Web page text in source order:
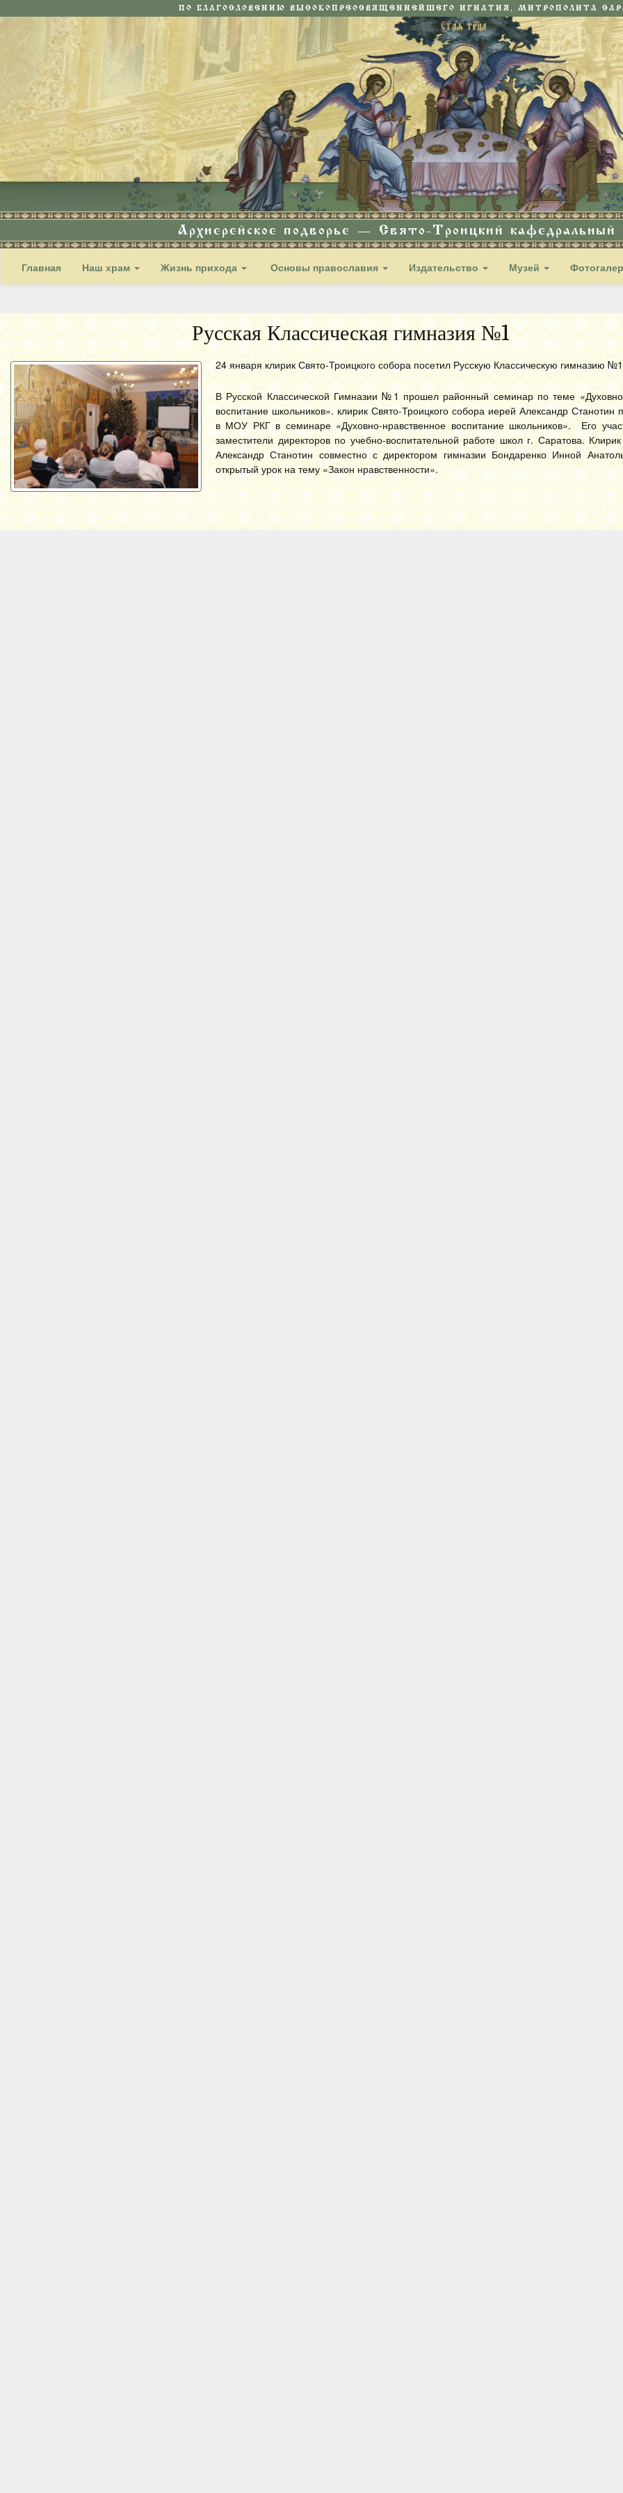
ПО БЛАГОСЛОВЕНИЮ ВЫСОКОПРЕОСВЯЩЕННЕЙШЕГО ИГНАТИЯ, МИТРОПОЛИТА
Архиерейское подворье — Свято-Троицкий кафедральный
Главная Наш храм Жизнь прихода Основы православия Издательство Музей
Русская Классическая гимназия №1
24 января клирик Свято-Троицкого собора посетил Русскую Классическую гимназию №1
В Русской Классической Гимназии №1 прошел районный семинар по теме «Духовно
воспитание школьников». клирик Свято-Троицкого собора иерей Александр Станотин
в МОУ РКГ в семинаре «Духовно-нравственное воспитание школьников». Его
заместители директоров по учебно-воспитательной работе школ г. Саратова.
Александр Станотин совместно с директором гимназии Бондаренко Инной
открытый урок на тему «Закон нравственности».